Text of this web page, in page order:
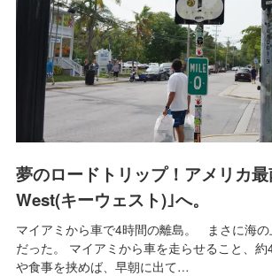
夢のロードトリップ！アメリカ
West(キーウェスト)｣へ。
マイアミから車で4時間の離島。 まさに海
だった。 マイアミから車を走らせること、
や食事を挟めば、早朝に出て…